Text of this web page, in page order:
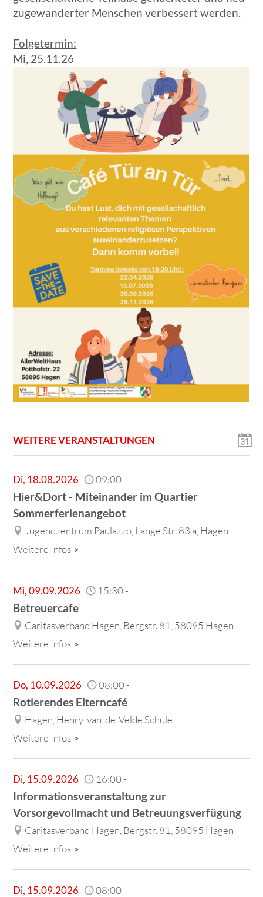
zugewanderter Menschen verbessert werden.
Folgetermin:
Mi, 25.11.26
WEITERE VERANSTALTUNGEN
Di, 18.08.2026 09:00-
Hier&Dort - Miteinander im Quartier
Sommerferienangebot
Jugendzentrum Paulazzo, Lange Str. 83 a, Hagen
Weitere Infos
Mi,09.09.2026 15:30-
Betreuercafe
Caritasverband Hagen, Bergstr. 81, 58095 Hagen
Weitere Infos
Do, 10.09.2026 08:00-
Rotierendes Elterncafé
Hagen, Henry-van-de-Velde Schule
Weitere Infos
Di, 15.09.2026 16:00-
Informationsveranstaltung zur
Vorsorgevollmacht und Betreuungsverfügung
Caritasverband Hagen, Bergstr. 81, 58095 Hagen
Weitere Infos
Di, 15.09.2026 08:00-